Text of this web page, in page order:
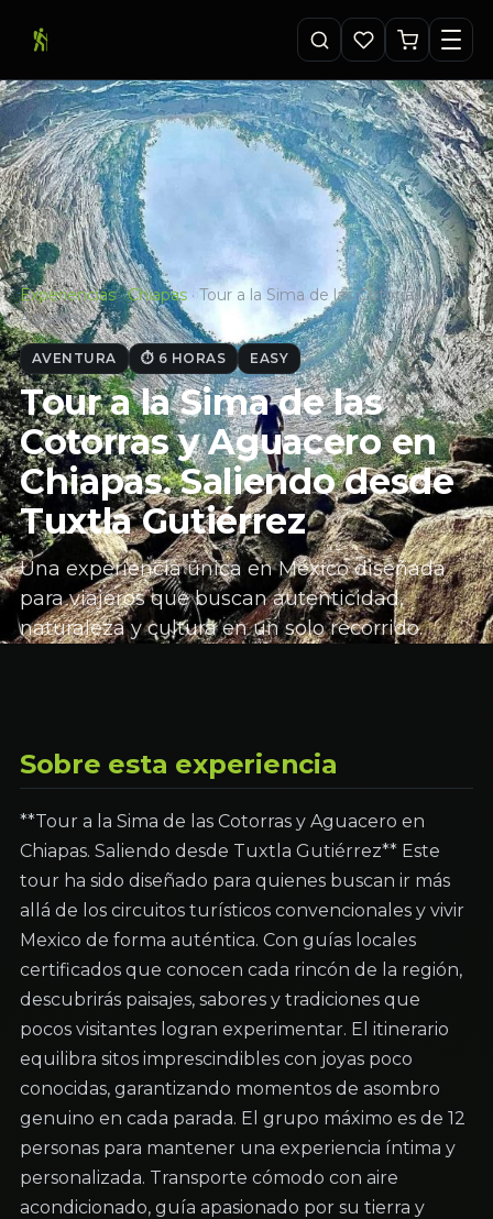
Experiencias · Chiapas · Tour a la Sima de las Cotorras y
Aguacer…
AVENTURA ⏱ 6 HORAS EASY
Tour a la Sima de las
Cotorras y Aguacero en
Chiapas. Saliendo desde
Tuxtla Gutiérrez
Una experiencia única en México diseñada
para viajeros que buscan autenticidad,
naturaleza y cultura en un solo recorrido.
Sobre esta experiencia
**Tour a la Sima de las Cotorras y Aguacero en
Chiapas. Saliendo desde Tuxtla Gutiérrez** Este
tour ha sido diseñado para quienes buscan ir más
allá de los circuitos turísticos convencionales y vivir
Mexico de forma auténtica. Con guías locales
certificados que conocen cada rincón de la región,
descubrirás paisajes, sabores y tradiciones que
pocos visitantes logran experimentar. El itinerario
equilibra sitos imprescindibles con joyas poco
conocidas, garantizando momentos de asombro
genuino en cada parada. El grupo máximo es de 12
personas para mantener una experiencia íntima y
personalizada. Transporte cómodo con aire
acondicionado, guía apasionado por su tierra y